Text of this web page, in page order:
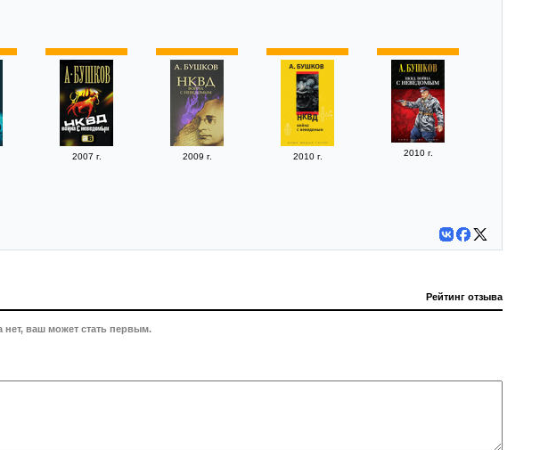
2007 г. 2009 г. 2010 г. 2010 г.
Рейтинг отзыва
нет, ваш может стать первым.